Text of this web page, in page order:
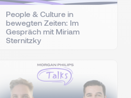
People & Culture in
bewegten Zeiten: Im
Gespräch mit Miriam
Sternitzky